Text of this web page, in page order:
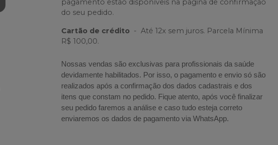
pagamento estão disponíveis na página de confirmação
do seu pedido.
Cartão de crédito - Até 12x sem juros. Parcela Mínima
R$ 100,00.
Nossas vendas são exclusivas para profissionais da saúde
devidamente habilitados. Por isso, o pagamento e envio só são
realizados após a confirmação dos dados cadastrais e dos
itens que constam no pedido. Fique atento, após você finalizar
seu pedido faremos a análise e caso tudo esteja correto
enviaremos os dados de pagamento via WhatsApp.